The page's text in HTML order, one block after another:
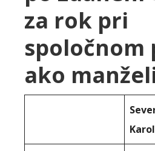
za rok pri
spoločnom
ako